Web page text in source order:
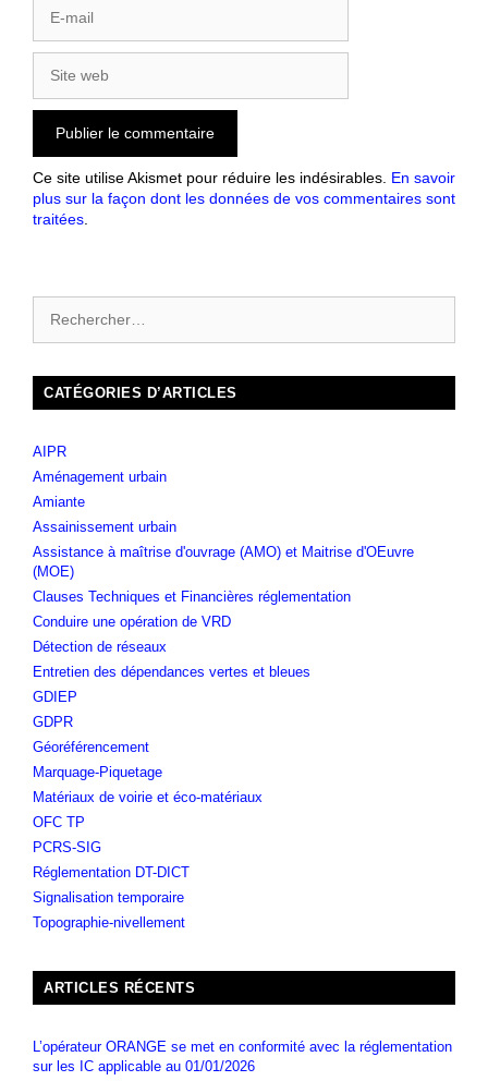
Ce site utilise Akismet pour réduire les indésirables. En savoir
plus sur la façon dont les données de vos commentaires sont
traitées
CATÉGORIES D’ARTICLES
AIPR
Aménagement urbain
Amiante
Assainissement urbain
Assistance à maîtrise d'ouvrage (AMO) et Maitrise d'OEuvre
(MOE)
Clauses Techniques et Financières réglementation
Conduire une opération de VRD
Détection de réseaux
Entretien des dépendances vertes et bleues
GDIEP
GDPR
Géoréférencement
Marquage-Piquetage
Matériaux de voirie et éco-matériaux
OFC TP
PCRS-SIG
Réglementation DT-DICT
Signalisation temporaire
Topographie-nivellement
ARTICLES RÉCENTS
L’opérateur ORANGE se met en conformité avec la réglementation
sur les IC applicable au 01/01/2026